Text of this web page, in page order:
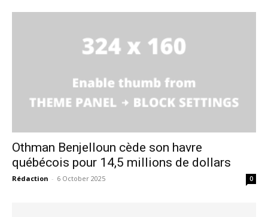
Othman Benjelloun cède son havre
québécois pour 14,5 millions de dollars
Rédaction - 6 October 2025 0